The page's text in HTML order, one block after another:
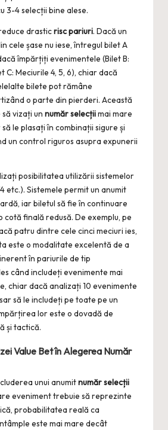
3-4 selecții bine alese.
drasticrisc pariuri. Dacă un
cele șase nu iese, întregul bilet A
împărțiți evenimentele (Bilet B:
C: Meciurile 4, 5, 6), chiar dacă
bilete pot rămâne
o parte din pierderi. Această
vizați un număr selecțiimai mare
le plasați în combinații sigure și
un control riguros asupra expunerii
posibilitatea utilizării sistemelor
etc.). Sistemele permit un anumit
iar biletul să fie în continuare
cotă finală redusă. De exemplu, pe
patru dintre cele cinci meciuri ies,
este o modalitate excelentă de a
inerent în pariurile de tip
când includeți evenimente mai
chiar dacă analizați 10 evenimente
să le includeți pe toate pe un
lor este o dovadă de
și tactică.
Value Bet în Alegerea Număr
unui anumitnumăr selecții
eveniment trebuie să reprezinte
probabilitatea reală ca
este mai mare decât